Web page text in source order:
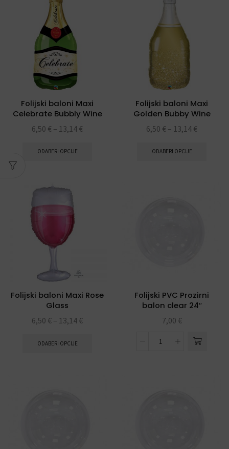
Folijski baloni Maxi
Celebrate Bubbly Wine
Bottle 39″
6,50 € – 13,14 €
ODABERI OPCIJE
Folijski baloni Maxi
Golden Bubby Wine
Bottle 39″
6,50 € – 13,14 €
ODABERI OPCIJE
Folijski baloni Maxi Rose
Glass
6,50 € – 13,14 €
ODABERI OPCIJE
Folijski PVC Prozirni
balon clear 24″
7,00 €